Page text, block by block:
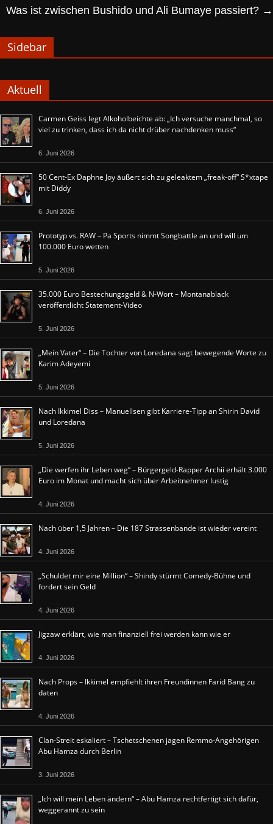
Was ist zwischen Bushido und Ali Bumaye passiert? →
Sidebar
Aktuell
Carmen Geiss legt Alkoholbeichte ab: „Ich versuche manchmal, so
viel zu trinken, dass ich da nicht drüber nachdenken muss“
6. Juni 2026
50 Cent-Ex Daphne Joy äußert sich zu geleaktem „freak-off“ S*xtape
mit Diddy
6. Juni 2026
Prototyp vs. RAW – Pa Sports nimmt Songbattle an und will um
100.000 Euro wetten
5. Juni 2026
35.000 Euro Bestechungsgeld & N-Wort – Montanablack
veröffentlicht Statement-Video
5. Juni 2026
„Mein Vater“ – Die Tochter von Loredana sagt bewegende Worte zu
Karim Adeyemi
5. Juni 2026
Nach Ikkimel Diss – Manuellsen gibt Karriere-Tipp an Shirin David
und Loredana
5. Juni 2026
„Die werfen ihr Leben weg“ – Bürgergeld-Rapper Archii erhält 3.000
Euro im Monat und macht sich über Arbeitnehmer lustig
4. Juni 2026
Nach über 1,5 Jahren – Die 187 Strassenbande ist wieder vereint
4. Juni 2026
„Schuldet mir eine Million“ – Shindy stürmt Comedy-Bühne und
fordert sein Geld
4. Juni 2026
Jigzaw erklärt, wie man finanziell frei werden kann wie er
4. Juni 2026
Nach Props – Ikkimel empfiehlt ihren Freundinnen Farid Bang zu
daten
4. Juni 2026
Clan-Streit eskaliert – Tschetschenen jagen Remmo-Angehörigen
Abu Hamza durch Berlin
3. Juni 2026
„Ich will mein Leben ändern“ – Abu Hamza rechtfertigt sich dafür,
weggerannt zu sein